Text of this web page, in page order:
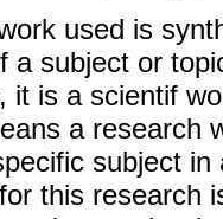
used is
a subject or
it is a scientif
a research
subject
this research